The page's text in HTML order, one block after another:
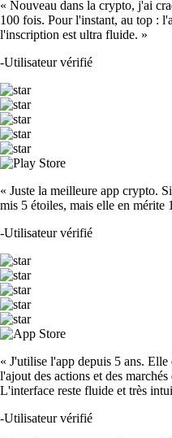
« Nouveau dans la crypto, j'ai
100 fois. Pour l'instant, au top :
l'inscription est ultra fluide. »
-Utilisateur vérifié
« Juste la meilleure app crypto.
mis 5 étoiles, mais elle en mérite
-Utilisateur vérifié
« J'utilise l'app depuis 5 ans.
l'ajout des actions et des
L'interface reste fluide et très
-Utilisateur vérifié